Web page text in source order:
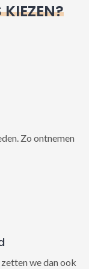
Zo ontnemen
we dan ook